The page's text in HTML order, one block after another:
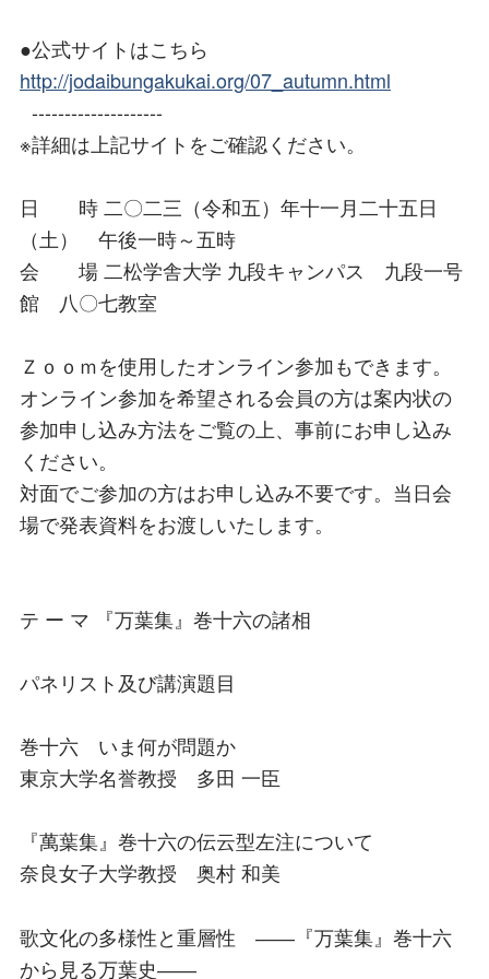
●公式サイトはこちら
http://jodaibungakukai.org/07_autumn.html
--------------------
※詳細は上記サイトをご確認ください。
日 時 二〇二三（令和五）年十一月二十五日
（土） 午後一時～五時
会 場 二松学舎大学 九段キャンパス 九段一号
館 八〇七教室
Ｚｏｏｍを使用したオンライン参加もできます。
オンライン参加を希望される会員の方は案内状の
参加申し込み方法をご覧の上、事前にお申し込み
ください。
対面でご参加の方はお申し込み不要です。当日会
場で発表資料をお渡しいたします。
テ ー マ 『万葉集』巻十六の諸相
パネリスト及び講演題目
巻十六 いま何が問題か
東京大学名誉教授 多田 一臣
『萬葉集』巻十六の伝云型左注について
奈良女子大学教授 奥村 和美
歌文化の多様性と重層性 ――『万葉集』巻十六
から見る万葉史――